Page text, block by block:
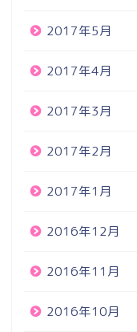
2017年5月
2017年4月
2017年3月
2017年2月
2017年1月
2016年12月
2016年11月
2016年10月